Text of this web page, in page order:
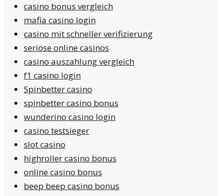
casino bonus vergleich
mafia casino login
casino mit schneller verifizierung
seriöse online casinos
casino auszahlung vergleich
f1 casino login
Spinbetter casino
spinbetter casino bonus
wunderino casino login
casino testsieger
slot casino
highroller casino bonus
online casino bonus
beep beep casino bonus